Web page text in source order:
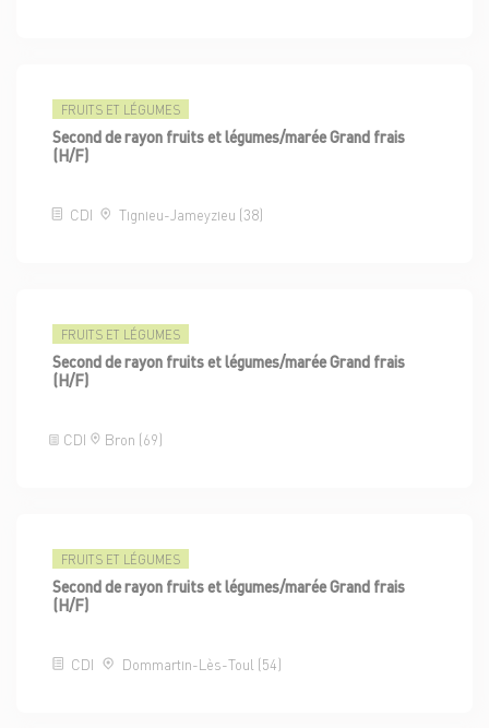
FRUITS ET LÉGUMES
Second de rayon fruits et légumes/marée Grand frais
(H/F)
CDI Tignieu-Jameyzieu (38)
FRUITS ET LÉGUMES
Second de rayon fruits et légumes/marée Grand frais
(H/F)
CDI Bron (69)
FRUITS ET LÉGUMES
Second de rayon fruits et légumes/marée Grand frais
(H/F)
CDI Dommartin-Lès-Toul (54)